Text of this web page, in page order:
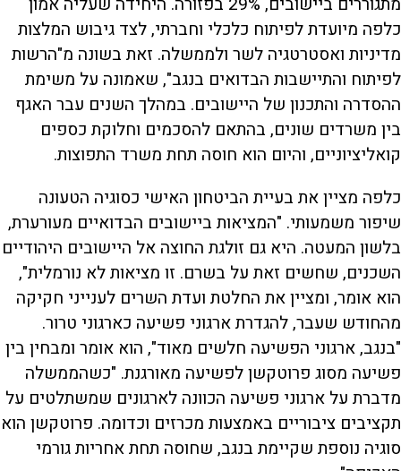
כלפה מיועדת לפיתוח כלכלי וחברתי, לצד גיבוש המלצות
מדיניות ואסטרטגיה לשר ולממשלה. זאת בשונה מ"הרשות
לפיתוח והתיישבות הבדואים בנגב", שאמונה על משימת
ההסדרה והתכנון של היישובים. במהלך השנים עבר האגף
בין משרדים שונים, בהתאם להסכמים וחלוקת כספים
קואליציוניים, והיום הוא חוסה תחת משרד התפוצות.
כלפה מציין את בעיית הביטחון האישי כסוגיה הטעונה
שיפור משמעותי. "המציאות ביישובים הבדואיים מעורערת,
בלשון המעטה. היא גם זולגת החוצה אל היישובים היהודיים
השכנים, שחשים זאת על בשרם. זו מציאות לא נורמלית",
הוא אומר, ומציין את החלטת ועדת השרים לענייני חקיקה
מהחודש שעבר, להגדרת ארגוני פשיעה כארגוני טרור.
"בנגב, ארגוני הפשיעה חלשים מאוד", הוא אומר ומבחין בין
פשיעה מסוג פרוטקשן לפשיעה מאורגנת. "כשהממשלה
מדברת על ארגוני פשיעה הכוונה לארגונים שמשתלטים על
תקציבים ציבוריים באמצעות מכרזים וכדומה. פרוטקשן הוא
סוגיה נוספת שקיימת בנגב, שחוסה תחת אחריות גורמי